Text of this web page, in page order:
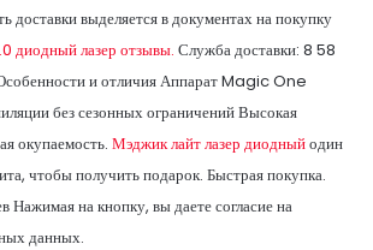
доставки выделяется в документах на покупку
диодный лазер отзывы. Служба доставки: 8 58
и отличия Аппарат Magic One
без сезонных ограничений Высокая
окупаемость. Мэджик лайт лазер диодныйодин
чтобы получить подарок. Быстрая покупка.
Нажимая на кнопку, вы даете согласие на
данных.